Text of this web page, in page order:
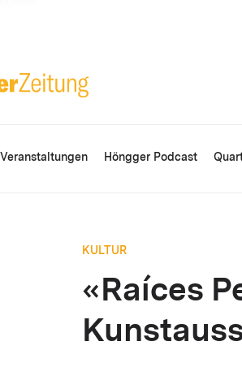
Veranstaltungen Höngger Podcast
KULTUR
«Raíces